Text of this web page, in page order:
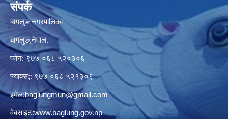
संपर्क
बागलुङ नगरपालिका
बागलुङ,नेपाल.
फोन: ९७७ ०६८ ५२०३०६
फ्याक्स;: ९७७ ०६८ ५२१३०९
इमेल:baglungmun@gmail.com
वेबसाइट:www.baglung.gov.np